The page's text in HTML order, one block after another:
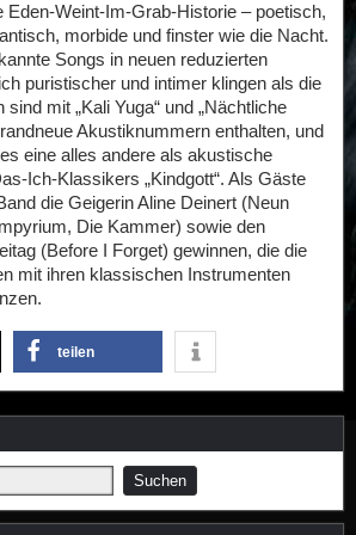
Eden-Weint-Im-Grab-Historie – poetisch,
morbide und finster wie die Nacht.
Songs in neuen reduzierten
puristischer und intimer klingen als die
mit „Kali Yuga“ und „Nächtliche
Akustiknummern enthalten, und
eine alles andere als akustische
Ich-Klassikers „Kindgott“. Als Gäste
die Geigerin Aline Deinert (Neun
Die Kammer) sowie den
(Before I Forget) gewinnen, die die
mit ihren klassischen Instrumenten
teilen